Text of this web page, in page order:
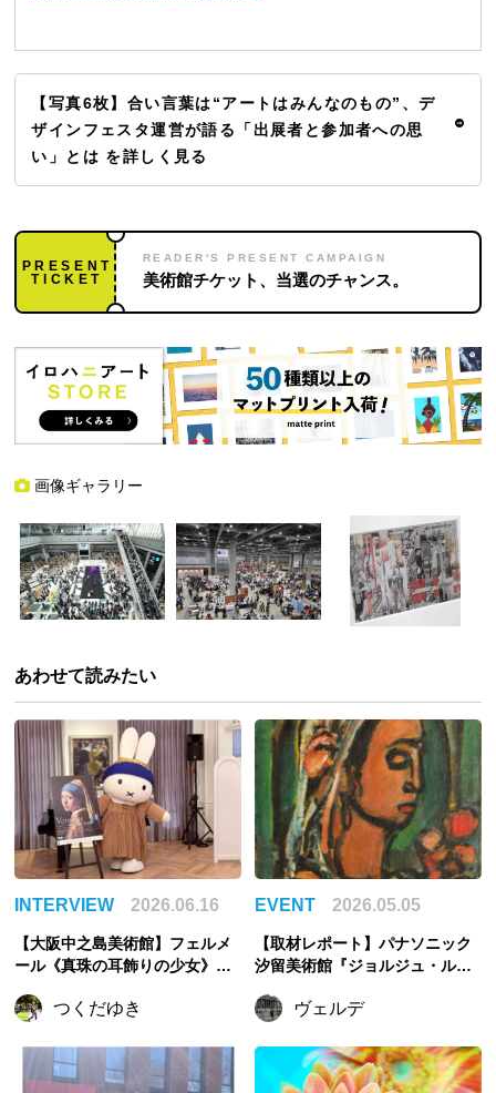
【写真6枚】合い言葉は“アートはみんなのもの”、デ
ザインフェスタ運営が語る「出展者と参加者への思
い」とは を詳しく見る
PRESENT
TICKET
READER'S PRESENT CAMPAIGN
美術館チケット、当選のチャンス。
画像ギャラリー
あわせて読みたい
INTERVIEW 2026.06.16
【大阪中之島美術館】フェルメ
ール《真珠の耳飾りの少女》が
もしれない名画
つくだゆき
EVENT 2026.05.05
【取材レポート】パナソニック
汐留美術館『ジョルジュ・ルオ
ころ
ヴェルデ